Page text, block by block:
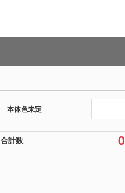
本体色未定
合計数 0